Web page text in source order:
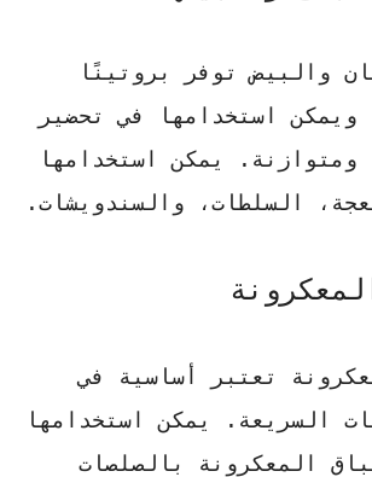
والبيض توفر بروتينًا
ويمكن استخدامها في تحضير
ومتوازنة. يمكن استخدامها
السلطات، والسندويشات.
تعتبر أساسية في
السريعة. يمكن استخدامها
المعكرونة بالصلصات